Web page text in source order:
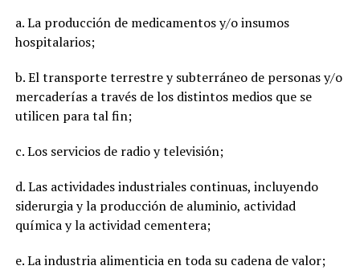
a. La producción de medicamentos y/o insumos
hospitalarios;
b. El transporte terrestre y subterráneo de personas y/o
mercaderías a través de los distintos medios que se
utilicen para tal fin;
c. Los servicios de radio y televisión;
d. Las actividades industriales continuas, incluyendo
siderurgia y la producción de aluminio, actividad
química y la actividad cementera;
e. La industria alimenticia en toda su cadena de valor;